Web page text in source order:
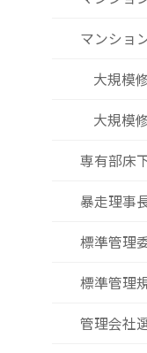
マンショ
大規模
大規模
専有部床
暴走理事
標準管理
標準管理
管理会社